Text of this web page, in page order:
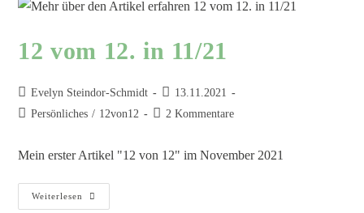
12 vom 12. in 11/21
Evelyn Steindor-Schmidt
13.11.2021
Persönliches / 12von12 2 Kommentare
Mein erster Artikel "12 von 12" im November 2021
Weiterlesen